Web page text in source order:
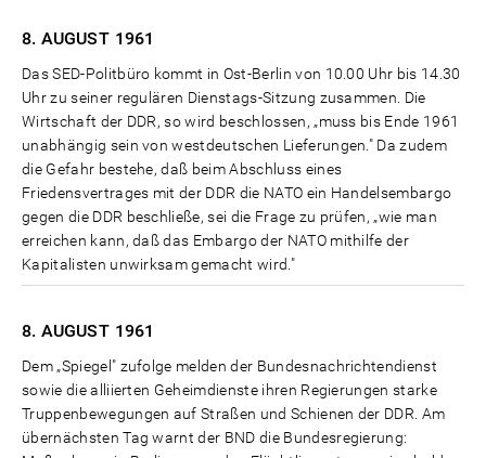
8. AUGUST 1961
Das SED-Politbüro kommt in Ost-Berlin von 10.00 Uhr bis 14.30
Uhr zu seiner regulären Dienstags-Sitzung zusammen. Die
Wirtschaft der DDR, so wird beschlossen, „muss bis Ende 1961
unabhängig sein von westdeutschen Lieferungen." Da zudem
die Gefahr bestehe, daß beim Abschluss eines
Friedensvertrages mit der DDR die NATO ein Handelsembargo
gegen die DDR beschließe, sei die Frage zu prüfen, „wie man
erreichen kann, daß das Embargo der NATO mithilfe der
Kapitalisten unwirksam gemacht wird."
8. AUGUST 1961
Dem „Spiegel" zufolge melden der Bundesnachrichtendienst
sowie die alliierten Geheimdienste ihren Regierungen starke
Truppenbewegungen auf Straßen und Schienen der DDR. Am
übernächsten Tag warnt der BND die Bundesregierung: